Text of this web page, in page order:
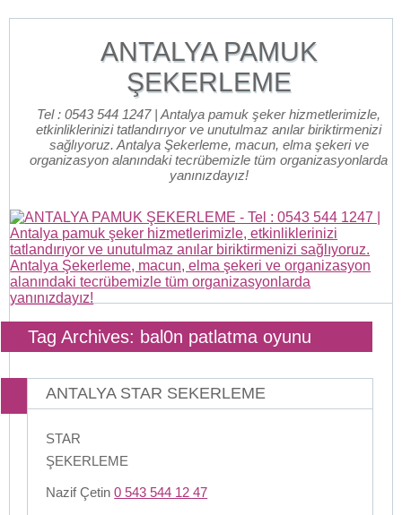
ANTALYA PAMUK
ŞEKERLEME
Tel : 0543 544 1247 | Antalya pamuk şeker hizmetlerimizle,
etkinliklerinizi tatlandırıyor ve unutulmaz anılar biriktirmenizi
sağlıyoruz. Antalya Şekerleme, macun, elma şekeri ve
organizasyon alanındaki tecrübemizle tüm organizasyonlarda
yanınızdayız!
Tag Archives: bal0n patlatma oyunu
ANTALYA STAR SEKERLEME
STAR
ŞEKERLEME
Nazif Çetin0 543 544 12 47